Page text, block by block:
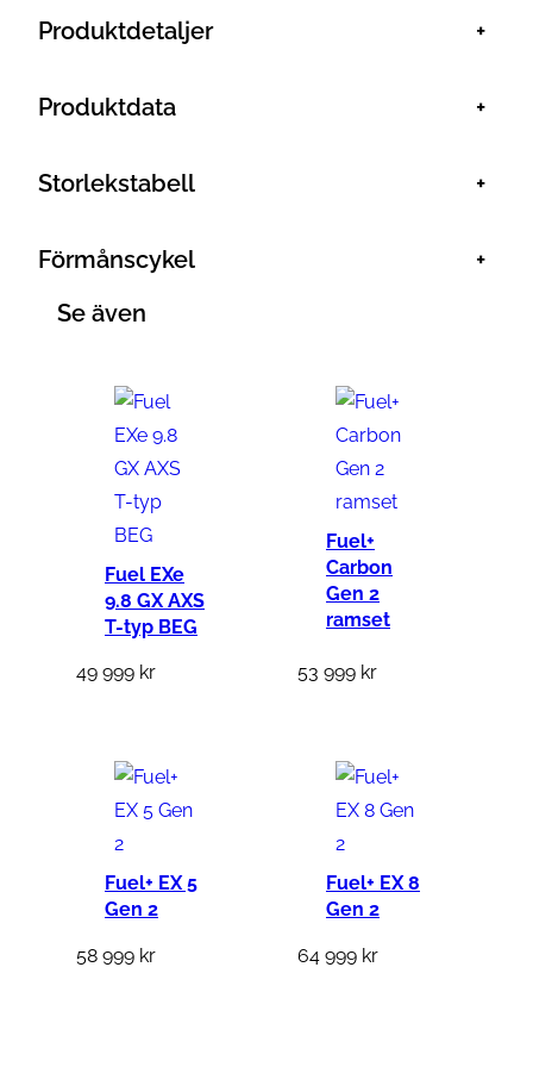
Produktdetaljer +
Produktdata +
Storlekstabell +
Förmånscykel
+
Se även
Fuel EXe
9.8 GX AXS
T-typ BEG
49 999 kr
Fuel+
Carbon
Gen 2
ramset
53 999 kr
Fuel+ EX 5
Gen 2
58 999 kr
Fuel+ EX 8
Gen 2
64 999 kr